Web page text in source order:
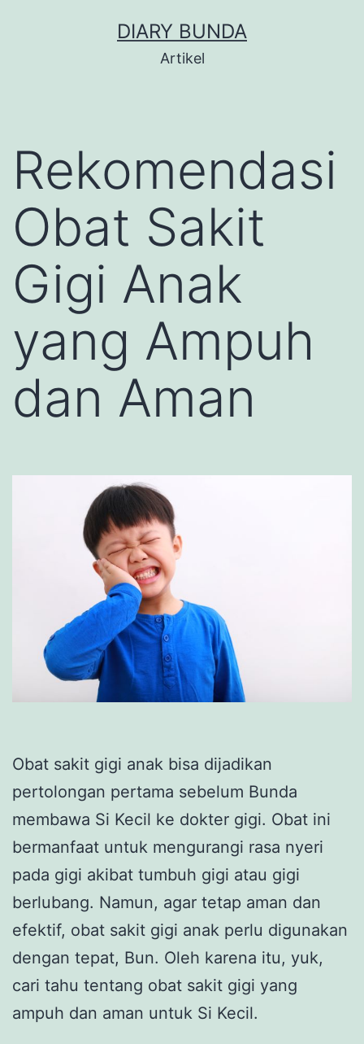
DIARY BUNDA
Artikel
Rekomendasi
Obat Sakit
Gigi Anak
yang Ampuh
dan Aman
Obat sakit gigi anak bisa dijadikan
pertolongan pertama sebelum Bunda
membawa Si Kecil ke dokter gigi. Obat ini
bermanfaat untuk mengurangi rasa nyeri
pada gigi akibat tumbuh gigi atau gigi
berlubang. Namun, agar tetap aman dan
efektif, obat sakit gigi anak perlu digunakan
dengan tepat, Bun. Oleh karena itu, yuk,
cari tahu tentang obat sakit gigi yang
ampuh dan aman untuk Si Kecil.